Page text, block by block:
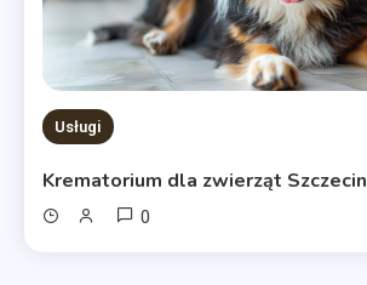
Usługi
Krematorium dla zwierząt Szczecin
0